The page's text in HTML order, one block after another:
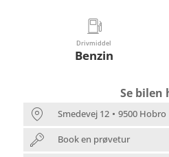
Drivmiddel
Benzin
Se bilen
Smedevej 12 9500 Hobro
Book en prøvetur